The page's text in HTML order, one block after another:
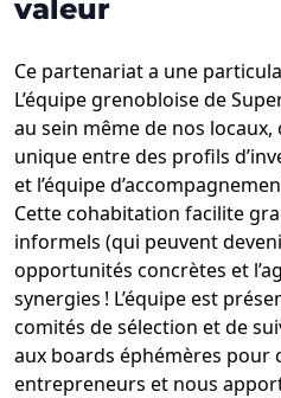
valeur
Ce partenariat a une
L’équipe grenobloise de
au sein même de nos
unique entre des profils
et l’équipe
Cette cohabitation facilite
informels (qui peuvent
opportunités concrètes et
synergies ! L’équipe est
comités de sélection et de
aux boards éphémères pour
entrepreneurs et nous